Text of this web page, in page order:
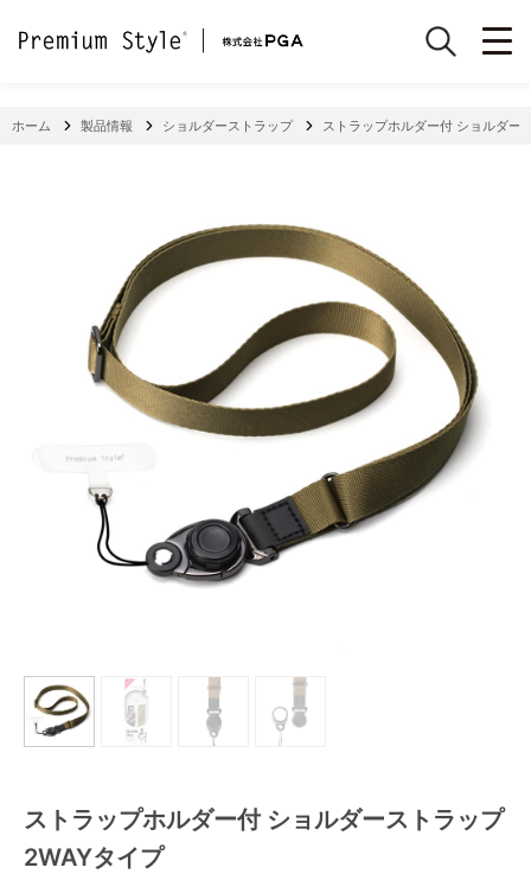
ホーム 製品情報 ショルダーストラップ ストラップホルダー付 ショルダー
ストラップホルダー付 ショルダーストラップ
2WAYタイプ